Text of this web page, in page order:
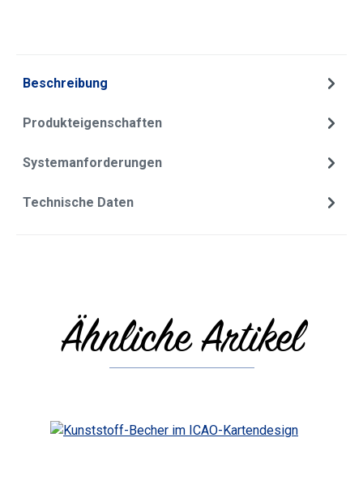
Beschreibung
Produkteigenschaften
Systemanforderungen
Technische Daten
Produktgalerie überspringen
Ähnliche Artikel